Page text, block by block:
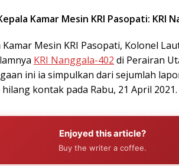
Kamar Mesin KRI Pasopati: KRI
Mesin KRI Pasopati, Kolonel
KRI Nanggala-402 di Perairan
ini ia simpulkan dari sejumlah
kontak pada Rabu, 21 April 2021.
Enjoyed this article?
Buy the writer a coffee.